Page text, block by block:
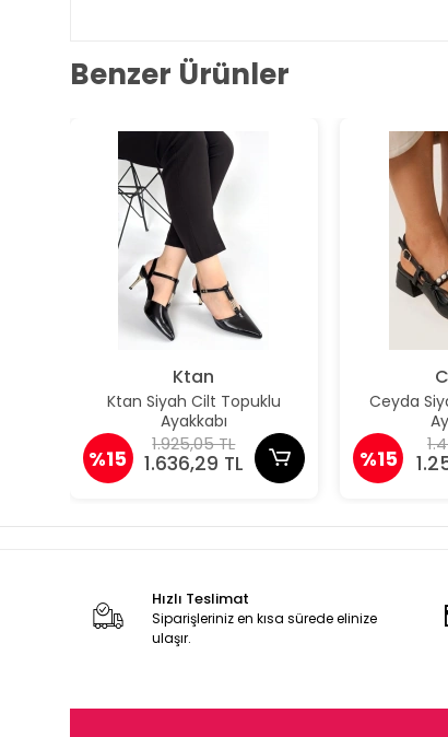
Benzer Ürünler
Ktan
Ktan Siyah Cilt Topuklu
Ayakkabı
%15
1.925,05 TL
1.636,29 TL
Ceyda
%15
Hızlı Teslimat
Siparişleriniz en kısa sürede elinize
ulaşır.